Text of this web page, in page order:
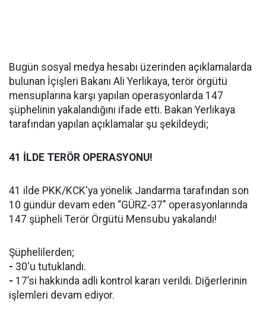
Bugün sosyal medya hesabı üzerinden açıklamalarda
bulunan İçişleri Bakanı Ali Yerlikaya, terör örgütü
mensuplarına karşı yapılan operasyonlarda 147
şüphelinin yakalandığını ifade etti. Bakan Yerlikaya
tarafından yapılan açıklamalar şu şekildeydi;
41 İLDE TERÖR OPERASYONU!
41 ilde PKK/KCK'ya yönelik Jandarma tarafından son
10 gündür devam eden “GÜRZ-37" operasyonlarında
147 şüpheli Terör Örgütü Mensubu yakalandı!
Şüphelilerden;
- 30‘u tutuklandı.
- 17’si hakkında adli kontrol kararı verildi. Diğerlerinin
işlemleri devam ediyor.